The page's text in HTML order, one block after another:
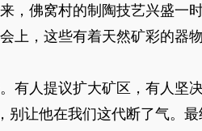
，佛窝村的制陶技艺兴盛一
上，这些有着天然矿彩的器
人提议扩大矿区，有人坚
别让他在我们这代断了气。